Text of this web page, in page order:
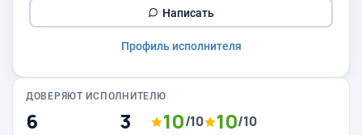
Написать
Профиль исполнителя
ДОВЕРЯЮТ ИСПОЛНИТЕЛЮ
6 3 10/10 10/10